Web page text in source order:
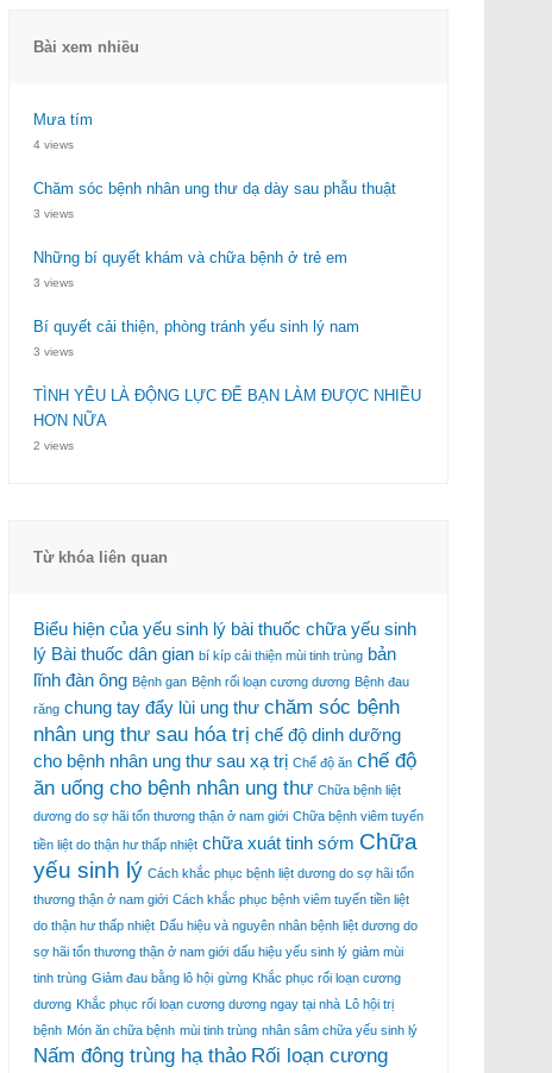
Bài xem nhiều
Mưa tím
4 views
Chăm sóc bệnh nhân ung thư dạ dày sau phẫu thuật
3 views
Những bí quyết khám và chữa bệnh ở trẻ em
3 views
Bí quyết cải thiện, phòng tránh yếu sinh lý nam
3 views
TÌNH YÊU LÀ ĐỘNG LỰC ĐỂ BẠN LÀM ĐƯỢC NHIỀU
HƠN NỮA
2 views
Từ khóa liên quan
Biểu hiện của yếu sinh lý bài thuốc chữa yếu sinh
lý Bài thuốc dân gian bí kíp cải thiện mùi tinh trùng bản
lĩnh đàn ông Bệnh gan Bệnh rối loạn cương dương Bệnh đau
răng chung tay đẩy lùi ung thư chăm sóc bệnh
nhân ung thư sau hóa trị chế độ dinh dưỡng
cho bệnh nhân ung thư sau xạ trị Chế độ ăn chế độ
ăn uống cho bệnh nhân ung thư Chữa bệnh liệt
dương do sợ hãi tổn thương thận ở nam giới Chữa bệnh viêm tuyến
tiền liệt do thận hư thấp nhiệt chữa xuát tinh sớm Chữa
yếu sinh lý Cách khắc phục bệnh liệt dương do sợ hãi tổn
thương thận ở nam giới Cách khắc phục bệnh viêm tuyến tiền liệt
do thận hư thấp nhiệt Dấu hiệu và nguyên nhân bệnh liệt dương do
sợ hãi tổn thương thận ở nam giới dấu hiệu yếu sinh lý giảm mùi
tinh trùng Giảm đau bằng lô hội gừng Khắc phục rối loạn cương
dương Khắc phục rối loạn cương dương ngay tại nhà Lô hội trị
bệnh Món ăn chữa bệnh mùi tinh trùng nhân sâm chữa yếu sinh lý
Nấm đông trùng hạ thảo Rối loạn cương